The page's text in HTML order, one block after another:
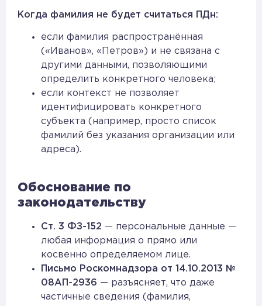
Когда фамилия не будет считаться ПДн:
если фамилия распространённая
(«Иванов», «Петров») и не связана с
другими данными, позволяющими
определить конкретного человека;
если контекст не позволяет
идентифицировать конкретного
субъекта (например, просто список
фамилий без указания организации или
адреса).
Обоснование по
законодательству
Ст. 3 ФЗ-152 — персональные данные —
любая информация о прямо или
косвенно определяемом лице.
Письмо Роскомнадзора от 14.10.2013 №
08АП-2936 — разъясняет, что даже
частичные сведения (фамилия,